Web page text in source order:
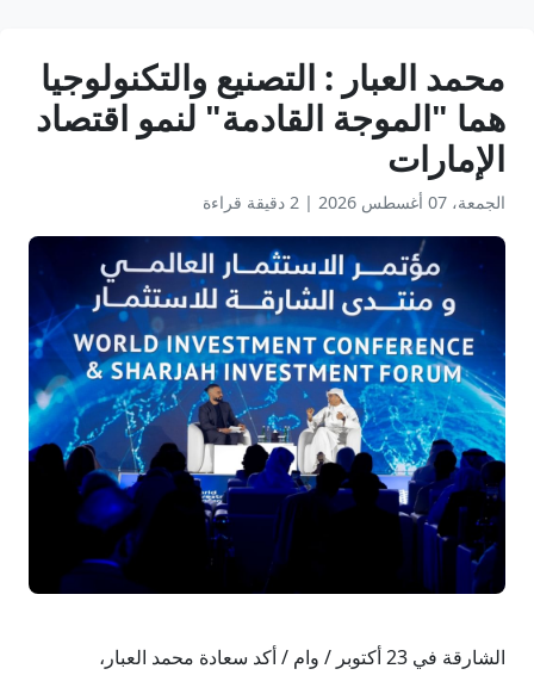
محمد العبار : التصنيع والتكنولوجيا
هما "الموجة القادمة" لنمو اقتصاد
الإمارات
الجمعة، 07 أغسطس 2026 | 2 دقيقة قراءة
الشارقة في 23 أكتوبر / وام / أكد سعادة محمد العبار،